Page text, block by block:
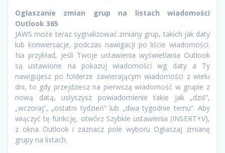
Ogłaszanie zmian grup na listach wiadomości
Outlook 365
JAWS może teraz sygnalizować zmiany grup, takich jak daty
lub konwersacje, podczas nawigacji po liście wiadomości.
Na przykład, jeśli Twoje ustawienia wyświetlania Outlook
są ustawione na pokazuj wiadomości wg daty a Ty
nawigujesz po folderze zawierającym wiadomości z wielu
dni, to gdy przejdziesz na pierwszą wiadomość w grupie z
nową datą, usłyszysz powiadomienie takie jak „dziś”,
„wczoraj”, „ostatni tydzień” lub „dwa tygodnie temu”. Aby
włączyć tę funkcję, otwórz Szybkie ustawienia (INSERT+V),
z okna Outlook i zaznacz pole wyboru Ogłaszaj zmianę
grupy na listach.